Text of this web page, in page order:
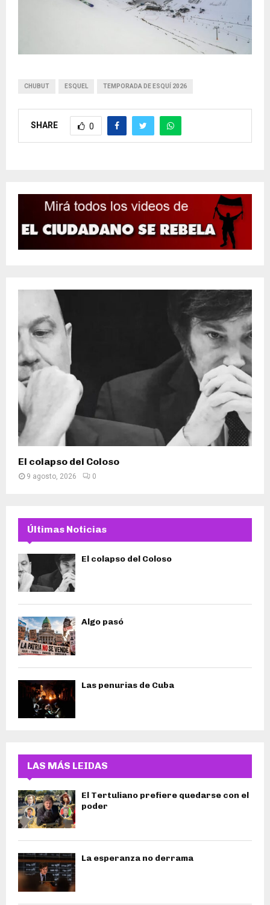
CHUBUT ESQUEL TEMPORADA DE ESQUÍ 2026
SHARE 0
El colapso del Coloso
9 agosto, 2026 0
Últimas Noticias
El colapso del Coloso
Algo pasó
Las penurias de Cuba
LAS MÁS LEIDAS
El Tertuliano prefiere quedarse con el
poder
La esperanza no derrama